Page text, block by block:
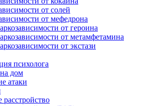
от солей
от мефедрона
от героина
от метамфетамина
от экстази
психолога
дом
атаки